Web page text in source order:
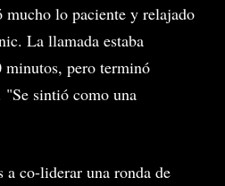
lo paciente y relajado
La llamada estaba
minutos, pero terminó
"Se sintió como una
a co-liderar una ronda de